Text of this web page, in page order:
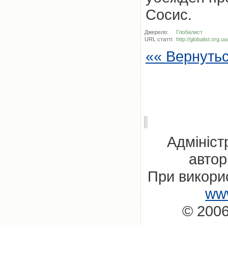
Сосис.
Джерело:
Глобалист
URL статті: http://globalist.org.ua/
««
При
©